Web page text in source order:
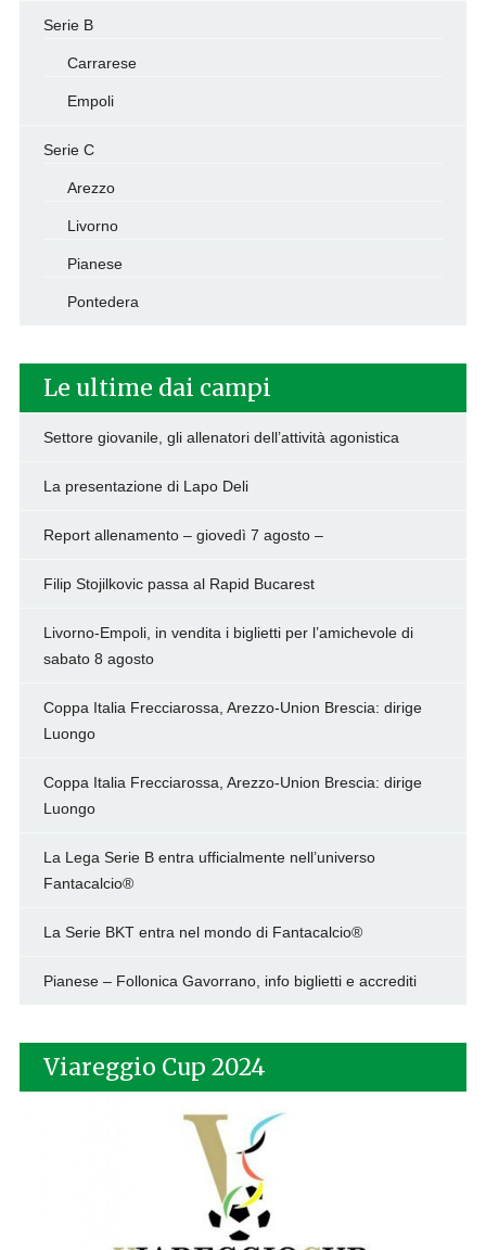
Serie B
Carrarese
Empoli
Serie C
Arezzo
Livorno
Pianese
Pontedera
Le ultime dai campi
Settore giovanile, gli allenatori dell’attività agonistica
La presentazione di Lapo Deli
Report allenamento – giovedì 7 agosto –
Filip Stojilkovic passa al Rapid Bucarest
Livorno-Empoli, in vendita i biglietti per l’amichevole di
sabato 8 agosto
Coppa Italia Frecciarossa, Arezzo-Union Brescia: dirige
Luongo
Coppa Italia Frecciarossa, Arezzo-Union Brescia: dirige
Luongo
La Lega Serie B entra ufficialmente nell’universo
Fantacalcio®
La Serie BKT entra nel mondo di Fantacalcio®
Pianese – Follonica Gavorrano, info biglietti e accrediti
Viareggio Cup 2024